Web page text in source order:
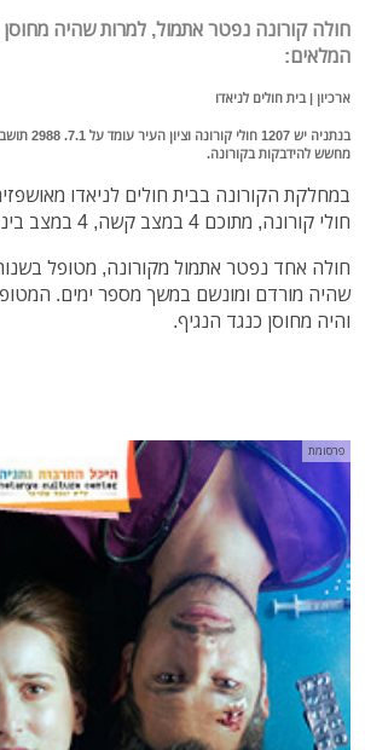
חולה קורונה נפטר אתמול, למרות שהיה מחוסן
המלאים:
ארכיון | בית חולים לניאדו
בנתניה יש
מחשש להידבקות בקורונה.
חולי קורונה, מתוכם 4 במצב קשה, 4 במצב בינוני והשאר במצב קל
שהיה מורדם ומונשם במשך מספר ימים.
והיה מחוסן כנגד הנגיף.
פרסומת